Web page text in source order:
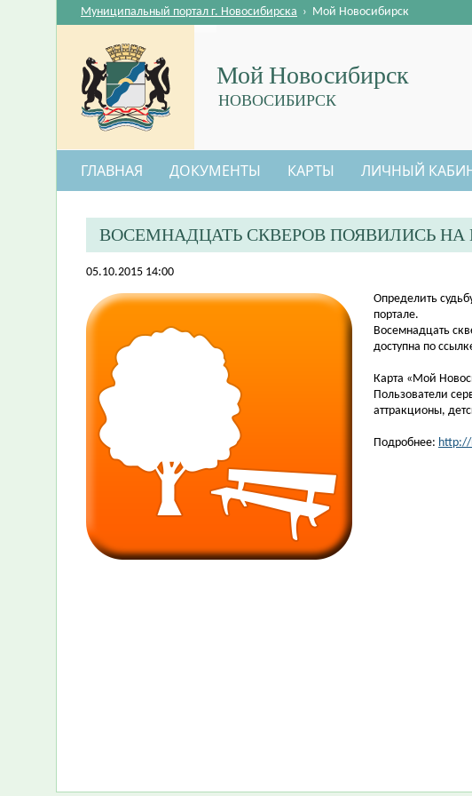
Мой Новосибирск
НОВОСИБИРСК
Муниципальный портал г. Новосибирска › Мой Новосибирск
ГЛАВНАЯ ДОКУМЕНТЫ КАРТЫ ЛИЧНЫЙ
ВОСЕМНАДЦАТЬ СКВЕРОВ ПОЯВИЛИСЬ НА
05.10.2015 14:00
​Определить
портале.
Восемнадцать
доступна по
Карта «Мой
Пользователи
аттракционы,
Подробнее: http://